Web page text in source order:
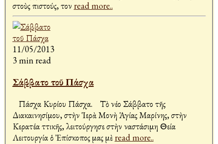
στοὺς πιστούς, τον read more..
11/05/2013
3 min read
Σάββατο τοῦ Πάσχα
Πάσχα Κυρίου Πάσχα. Τὸ νέο Σάββατο τῆς
Διακαινησίμου, στὴν Ἱερὰ Μονὴ Ἁγίας Μαρίνης, στὴν
Κερατέα Ἀττικῆς, λειτούργησε στὴν Ἀναστάσιμη Θεία
Λειτουργία ὁ Ἐπίσκοπος μας μὲread more..